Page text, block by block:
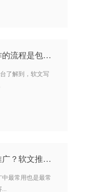
如何才能写好一篇软文？软文写作的流程是包括什么？…
了解到，软文写
什么是软文推广？如何进行软文推广？软文推广撰写流程是什么？…
最常用也是最常
...